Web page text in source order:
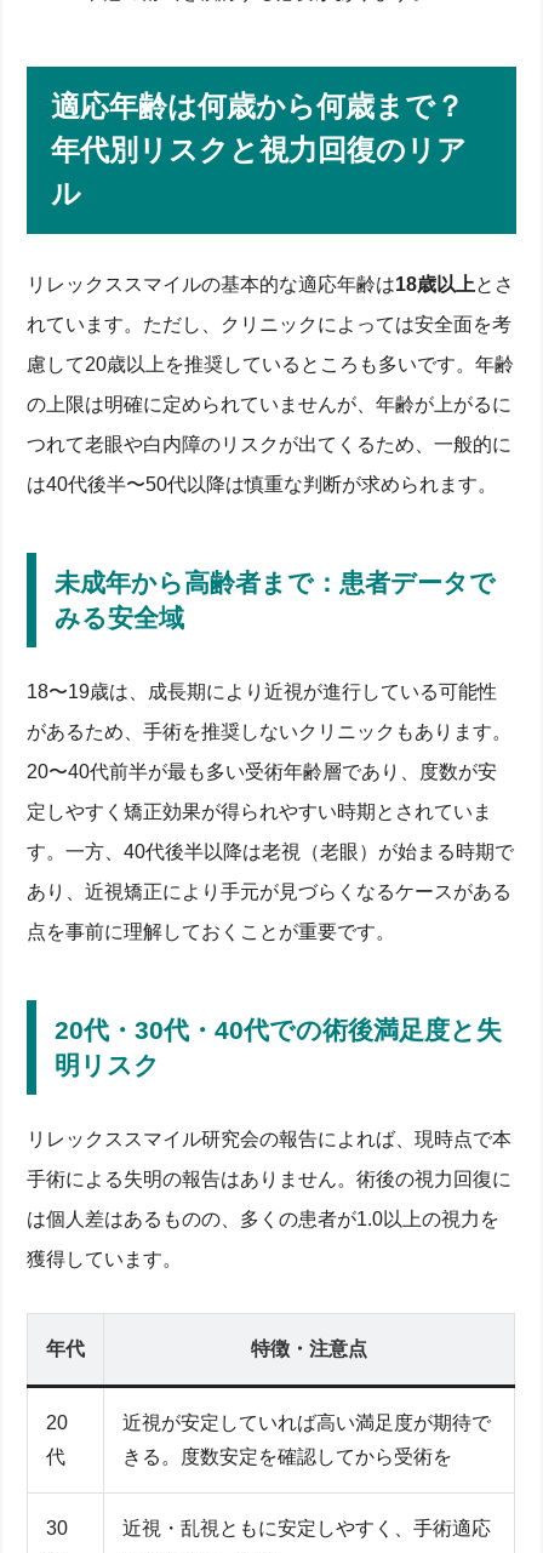
適応年齢は何歳から何歳まで？
年代別リスクと視力回復のリア
ル
リレックススマイルの基本的な適応年齢は18歳以上とさ
れています。ただし、クリニックによっては安全面を考
慮して20歳以上を推奨しているところも多いです。年齢
の上限は明確に定められていませんが、年齢が上がるに
つれて老眼や白内障のリスクが出てくるため、一般的に
は40代後半〜50代以降は慎重な判断が求められます。
未成年から高齢者まで：患者データで
みる安全域
18〜19歳は、成長期により近視が進行している可能性
があるため、手術を推奨しないクリニックもあります。
20〜40代前半が最も多い受術年齢層であり、度数が安
定しやすく矯正効果が得られやすい時期とされていま
す。一方、40代後半以降は老視（老眼）が始まる時期で
あり、近視矯正により手元が見づらくなるケースがある
点を事前に理解しておくことが重要です。
20代・30代・40代での術後満足度と失
明リスク
リレックススマイル研究会の報告によれば、現時点で本
手術による失明の報告はありません。術後の視力回復に
は個人差はあるものの、多くの患者が1.0以上の視力を
獲得しています。
年代 特徴・注意点
20
代
近視が安定していれば高い満足度が期待で
きる。度数安定を確認してから受術を
30
近視・乱視ともに安定しやすく、手術適応